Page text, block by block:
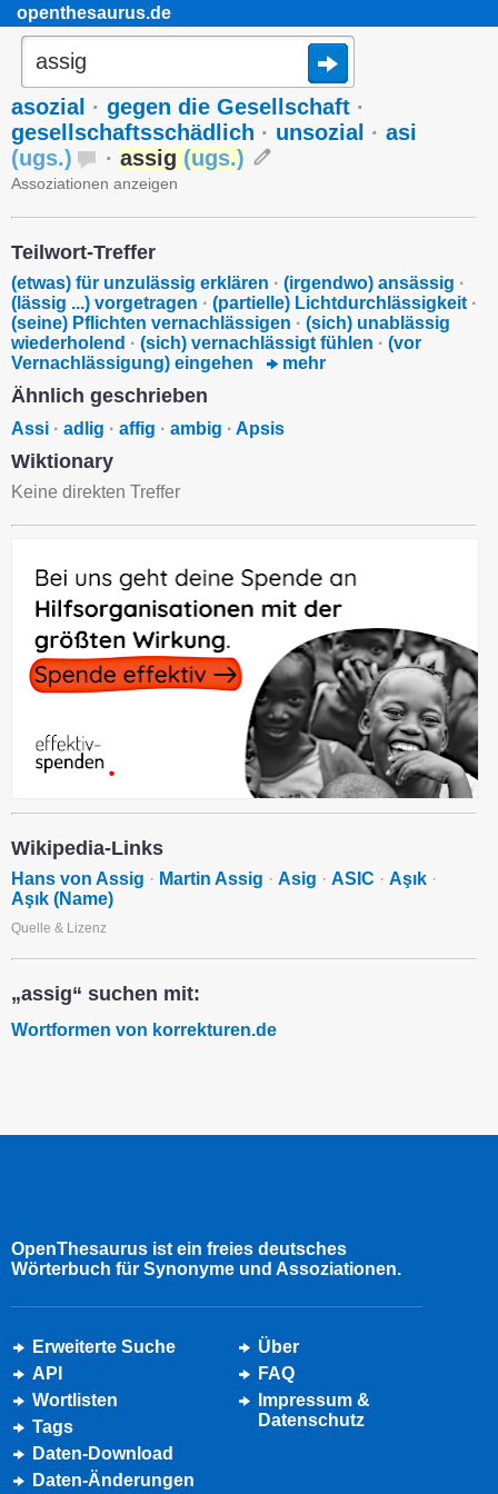
openthesaurus.de
asozial · gegen die Gesellschaft ·
gesellschaftsschädlich · unsozial · asi
(ugs.) · assig (ugs.)
Assoziationen anzeigen
Teilwort-Treffer
(etwas) für unzulässig erklären · (irgendwo) ansässig ·
(lässig ...) vorgetragen · (partielle) Lichtdurchlässigkeit ·
(seine) Pflichten vernachlässigen · (sich) unablässig
wiederholend · (sich) vernachlässigt fühlen · (vor
Vernachlässigung) eingehen
mehr
Ähnlich geschrieben
Assi · adlig · affig · ambig · Apsis
Wiktionary
Keine direkten Treffer
Wikipedia-Links
Hans von Assig · Martin Assig · Asig · ASIC · Aşık ·
Aşık (Name)
Quelle & Lizenz
„assig“ suchen mit:
Wortformen von korrekturen.de
OpenThesaurus ist ein freies deutsches
Wörterbuch für Synonyme und Assoziationen.
Erweiterte Suche
API
Wortlisten
Tags
Daten-Download
Daten-Änderungen
Über
FAQ
Impressum &
Datenschutz